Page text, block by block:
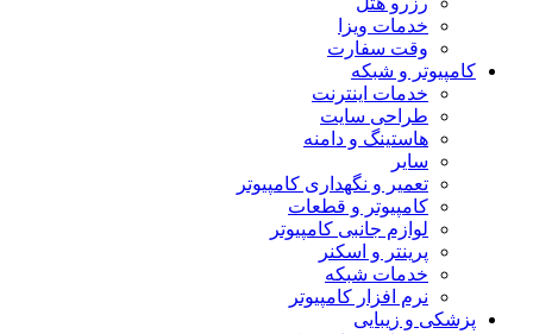
خدمات ویزا
وقت سفارت
کامپیوتر و شبکه
خدمات اینترنت
طراحی سایت
هاستینگ و دامنه
سایر
تعمیر و نگهداری کامپیوتر
کامپیوتر و قطعات
لوازم جانبی کامپیوتر
پرینتر و اسکنر
خدمات شبکه
نرم افزار کامپیوتر
پزشکی و زیبایی